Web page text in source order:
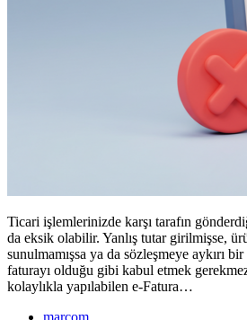
Ticari işlemlerinizde karşı tarafın
da eksik olabilir. Yanlış tutar girilmişse,
sunulmamışsa ya da sözleşmeye aykırı
faturayı olduğu gibi kabul etmek
kolaylıkla yapılabilen e-Fatura…